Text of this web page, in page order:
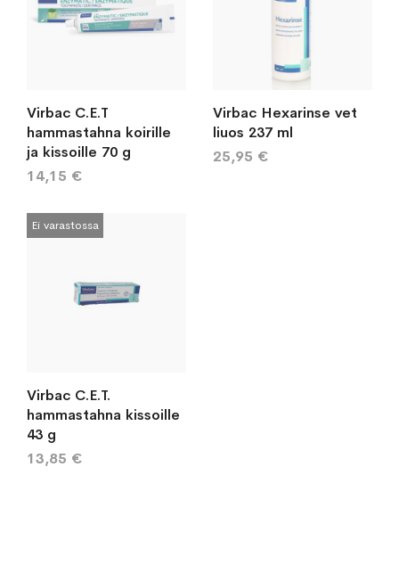
Virbac C.E.T
hammastahna koirille
ja kissoille 70 g
14,15 €
Virbac Hexarinse vet
liuos 237 ml
25,95 €
Ei varastossa
Virbac C.E.T.
hammastahna kissoille
43 g
13,85 €